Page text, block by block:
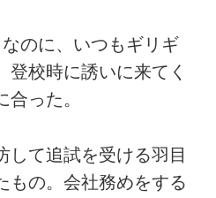
のに、いつもギリギ
登校時に誘いに来てく
った。
して追試を受ける羽目
もの。会社務めをする